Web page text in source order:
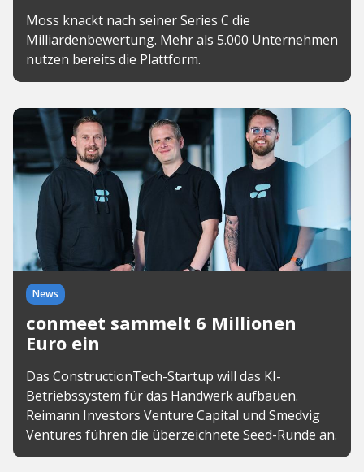
Moss knackt nach seiner Series C die
Milliardenbewertung. Mehr als 5.000 Unternehmen
nutzen bereits die Plattform.
News
conmeet sammelt 6 Millionen
Euro ein
Das ConstructionTech-Startup will das KI-
Betriebssystem für das Handwerk aufbauen.
Reimann Investors Venture Capital und Smedvig
Ventures führen die überzeichnete Seed-Runde an.